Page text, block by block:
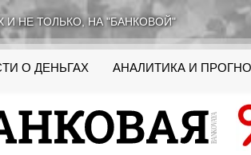
И НЕ ТОЛЬКО, НА "БАНКОВОЙ"
О ДЕНЬГАХ АНАЛИТИКА И